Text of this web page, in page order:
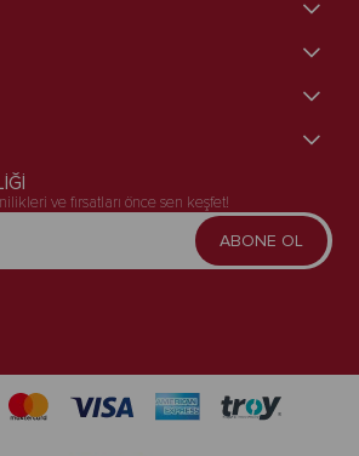
ve fırsatları önce sen keşfet!
ABONE OL